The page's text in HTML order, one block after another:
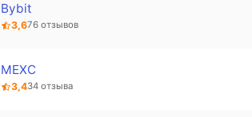
Bybit
3,676 отзывов
MEXC
3,434 отзыва